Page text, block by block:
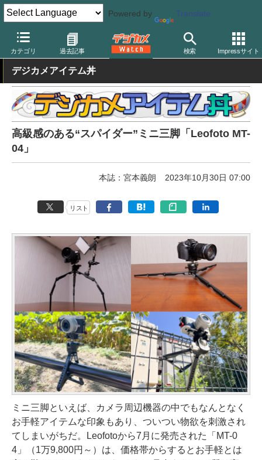
Powered by Translate
カテゴリ 過去記事 検索 Impressサイト
デジカメ Watch 撮影用品 三脚/一脚/雲台 レオフォト
デジカメアイテム丼
高級感のある“スパイダー”ミニ三脚「Leofoto MT-
04」
本誌：宮本義朗 2023年10月30日 07:00
リスト
ミニ三脚といえば、カメラ周辺機器の中でもなんとなく
お手軽アイテムな印象もあり、ついつい物欲を刺激され
てしまいがちだ。Leofotoから7月に発売された「MT-0
4」（1万9,800円～）は、価格帯からするとお手軽とは